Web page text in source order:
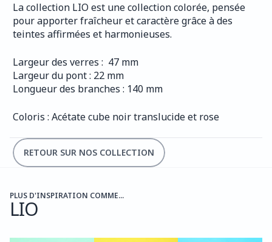
La collection LIO est une collection colorée, pensée
pour apporter fraîcheur et caractère grâce à des
teintes affirmées et harmonieuses.
Largeur des verres :  47 mm
Largeur du pont : 22 mm
Longueur des branches : 140 mm
Coloris : Acétate cube noir translucide et rose
RETOUR SUR NOS COLLECTION
PLUS D'INSPIRATION COMME...
LIO